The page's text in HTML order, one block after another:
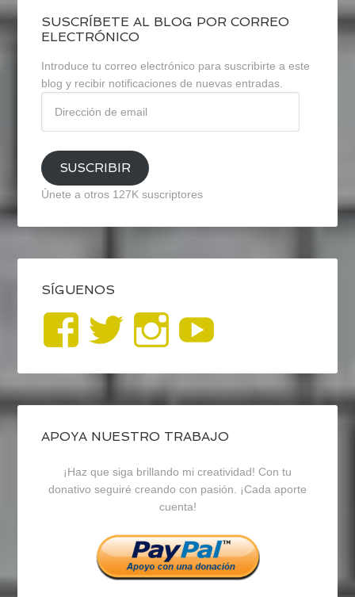
SUSCRÍBETE AL BLOG POR CORREO
ELECTRÓNICO
Introduce tu correo electrónico para suscribirte a este
blog y recibir notificaciones de nuevas entradas.
email
SUSCRIBIR
Únete a otros 127K suscriptores
SÍGUENOS
Ver
perfil
de
blogrecursosep
en
Facebook
Ver
perfil
de
recursosep
en
Twitter
Ver
perfil
de
recursosep
en
Instagram
APOYA NUESTRO TRABAJO
¡Haz que siga brillando mi creatividad! Con tu
donativo seguiré creando con pasión. ¡Cada aporte
cuenta!